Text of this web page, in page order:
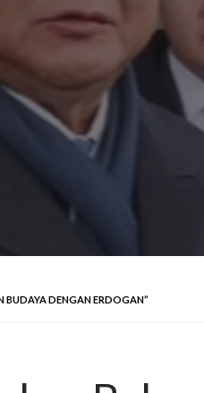
BUDAYA DENGAN ERDOGAN”